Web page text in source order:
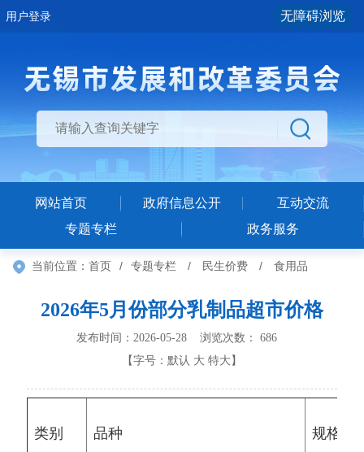
用户登录 无障碍浏览
网站首页 政府信息公开
互动交流
专题专栏
政务服务
当前位置： 首页 / 专题专栏 / 民生价费 / 食用品
2026年5月份部分乳制品超市价格
发布时间：2026-05-28 浏览次数： 686
【字号： 默认 大 特大 】
类别 品种 规格